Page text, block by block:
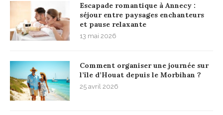
Escapade romantique à Annecy :
séjour entre paysages enchanteurs
et pause relaxante
13 mai 2026
Comment organiser une journée sur
l’île d’Houat depuis le Morbihan ?
25 avril 2026